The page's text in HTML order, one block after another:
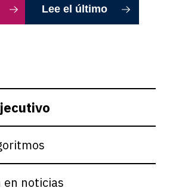
Lee el último
en noticias